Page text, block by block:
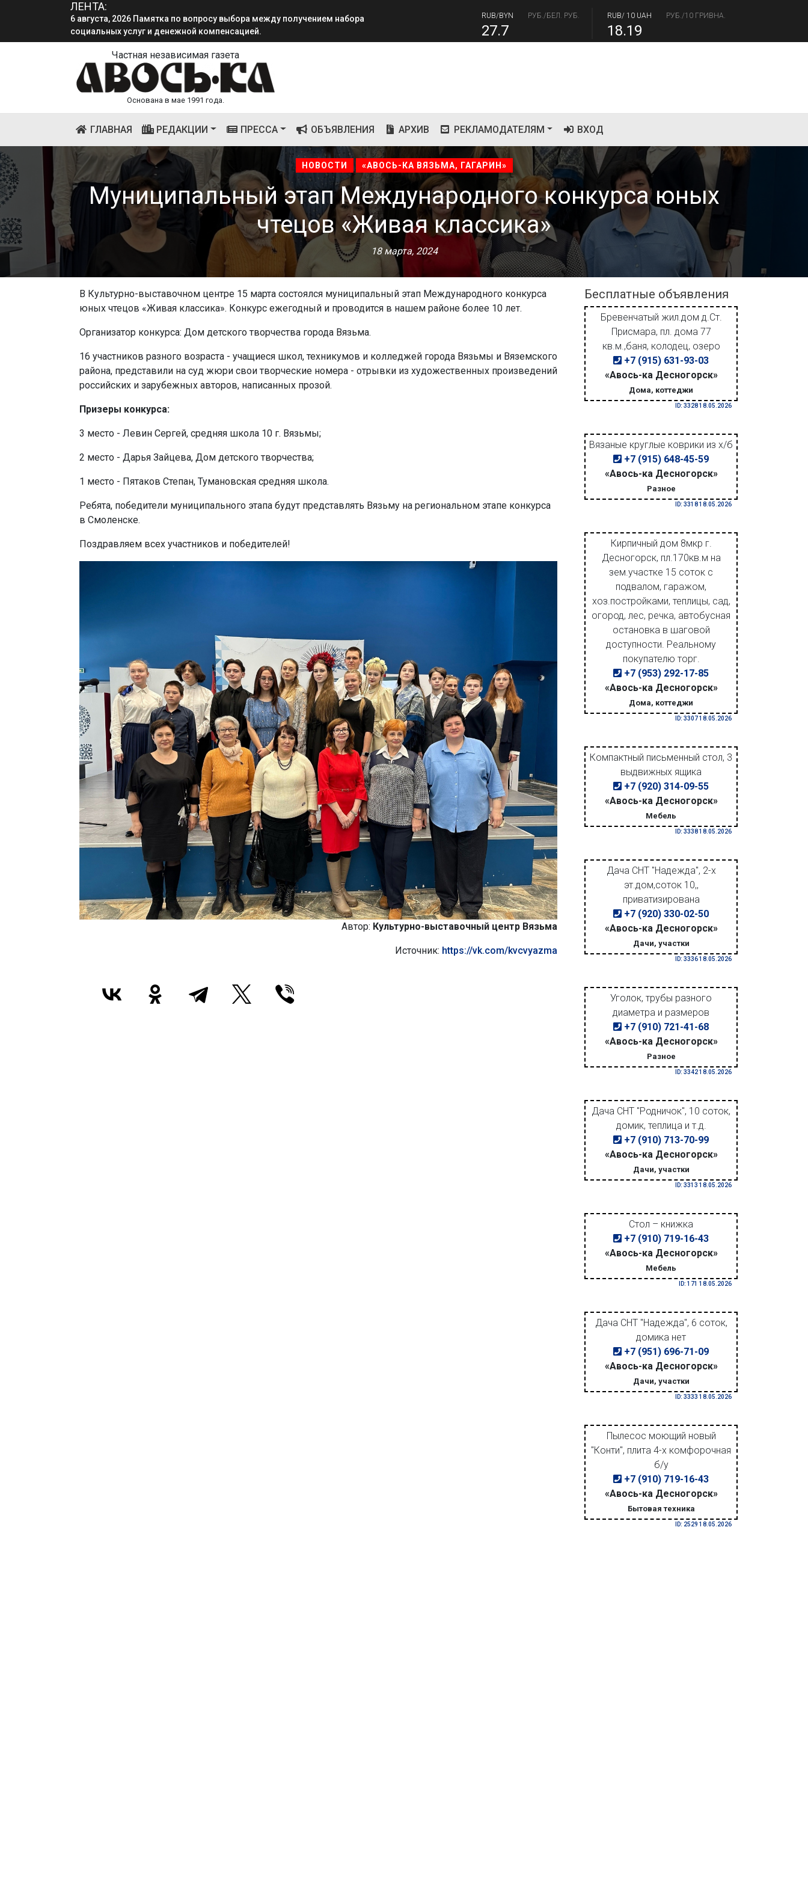
ЛЕНТА:
4 августа, 2026 «Мы встретимся снова!!!»: как завершилась вторая лагерная
смена.
социальных услуг и денежной компенсацией.
РУБ./ДОЛЛАР
81.41 94.06
27.7 18.19
Частная независимая газета
Основана в мае 1991 года.
ГЛАВНАЯ(CURRENT)РЕДАКЦИИ ПРЕССА ОБЪЯВЛЕНИЯ АРХИВ РЕКЛАМОДАТЕЛЯМ ВХОД
НОВОСТИ «АВОСЬ-КА ВЯЗЬМА, ГАГАРИН»
Муниципальный этап Международного конкурса юных
чтецов «Живая классика»
18 марта, 2024
В Культурно-выставочном центре 15 марта состоялся муниципальный этап Международного конкурса
юных чтецов «Живая классика». Конкурс ежегодный и проводится в нашем районе более 10 лет.
Организатор конкурса: Дом детского творчества города Вязьма.
16 участников разного возраста - учащиеся школ, техникумов и колледжей города Вязьмы и Вяземского
района, представили на суд жюри свои творческие номера - отрывки из художественных произведений
российских и зарубежных авторов, написанных прозой.
Призеры конкурса:
3 место - Левин Сергей, средняя школа 10 г. Вязьмы;
2 место - Дарья Зайцева, Дом детского творчества;
1 место - Пятаков Степан, Тумановская средняя школа.
Ребята, победители муниципального этапа будут представлять Вязьму на региональном этапе конкурса
в Смоленске.
Поздравляем всех участников и победителей!
Автор: Культурно-выставочный центр Вязьма
Источник: https://vk.com/kvcvyazma
Бесплатные объявления
Бревенчатый жил.дом д.Ст.
Присмара, пл. дома 77
кв.м.,баня, колодец, озеро
+7 (915) 631-93-03
«Авось-ка Десногорск»
Дома, коттеджи
ID: 3328 18.05.2026
Вязаные круглые коврики из х/б
+7 (915) 648-45-59
«Авось-ка Десногорск»
Разное
ID: 3318 18.05.2026
Кирпичный дом 8мкр г.
Десногорск, пл.170кв.м на
зем.участке 15 соток с
подвалом, гаражом,
хоз.постройками, теплицы, сад,
огород, лес, речка, автобусная
остановка в шаговой
доступности. Реальному
покупателю торг.
+7 (953) 292-17-85
«Авось-ка Десногорск»
Дома, коттеджи
ID: 3307 18.05.2026
Компактный письменный стол, 3
выдвижных ящика
+7 (920) 314-09-55
«Авось-ка Десногорск»
Мебель
ID: 3338 18.05.2026
Дача СНТ "Надежда", 2-х
эт.дом,соток 10,,
приватизирована
+7 (920) 330-02-50
«Авось-ка Десногорск»
Дачи, участки
ID: 3336 18.05.2026
Уголок, трубы разного
диаметра и размеров
+7 (910) 721-41-68
«Авось-ка Десногорск»
Разное
ID: 3342 18.05.2026
Дача СНТ "Родничок", 10 соток,
домик, теплица и т.д.
+7 (910) 713-70-99
«Авось-ка Десногорск»
Дачи, участки
ID: 3313 18.05.2026
Стол – книжка
+7 (910) 719-16-43
«Авось-ка Десногорск»
Мебель
ID: 171 18.05.2026
Дача СНТ "Надежда", 6 соток,
домика нет
+7 (951) 696-71-09
«Авось-ка Десногорск»
Дачи, участки
ID: 3333 18.05.2026
Пылесос моющий новый
"Конти", плита 4-х комфорочная
б/у
+7 (910) 719-16-43
«Авось-ка Десногорск»
Бытовая техника
ID: 2529 18.05.2026